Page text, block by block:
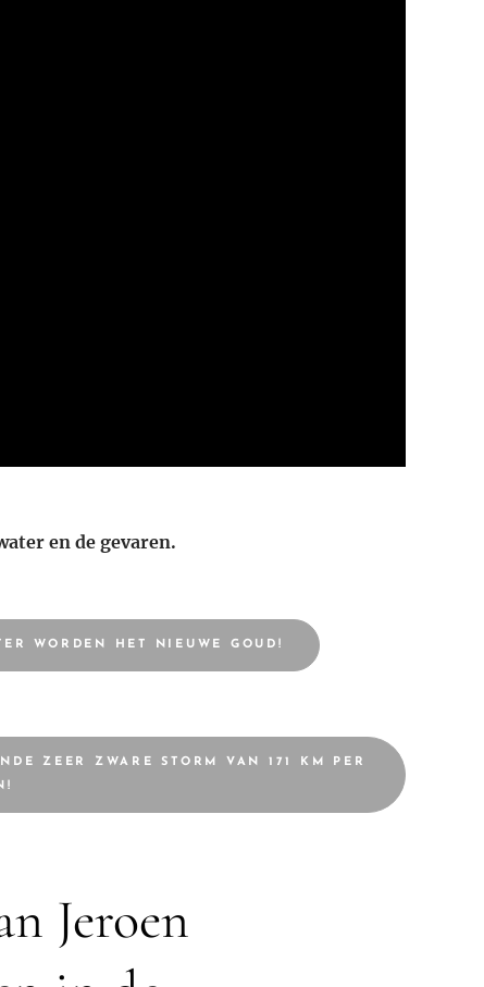
en de gevaren.
WORDEN HET NIEUWE GOUD!
ZEER ZWARE STORM VAN 171 KM PER
Jeroen